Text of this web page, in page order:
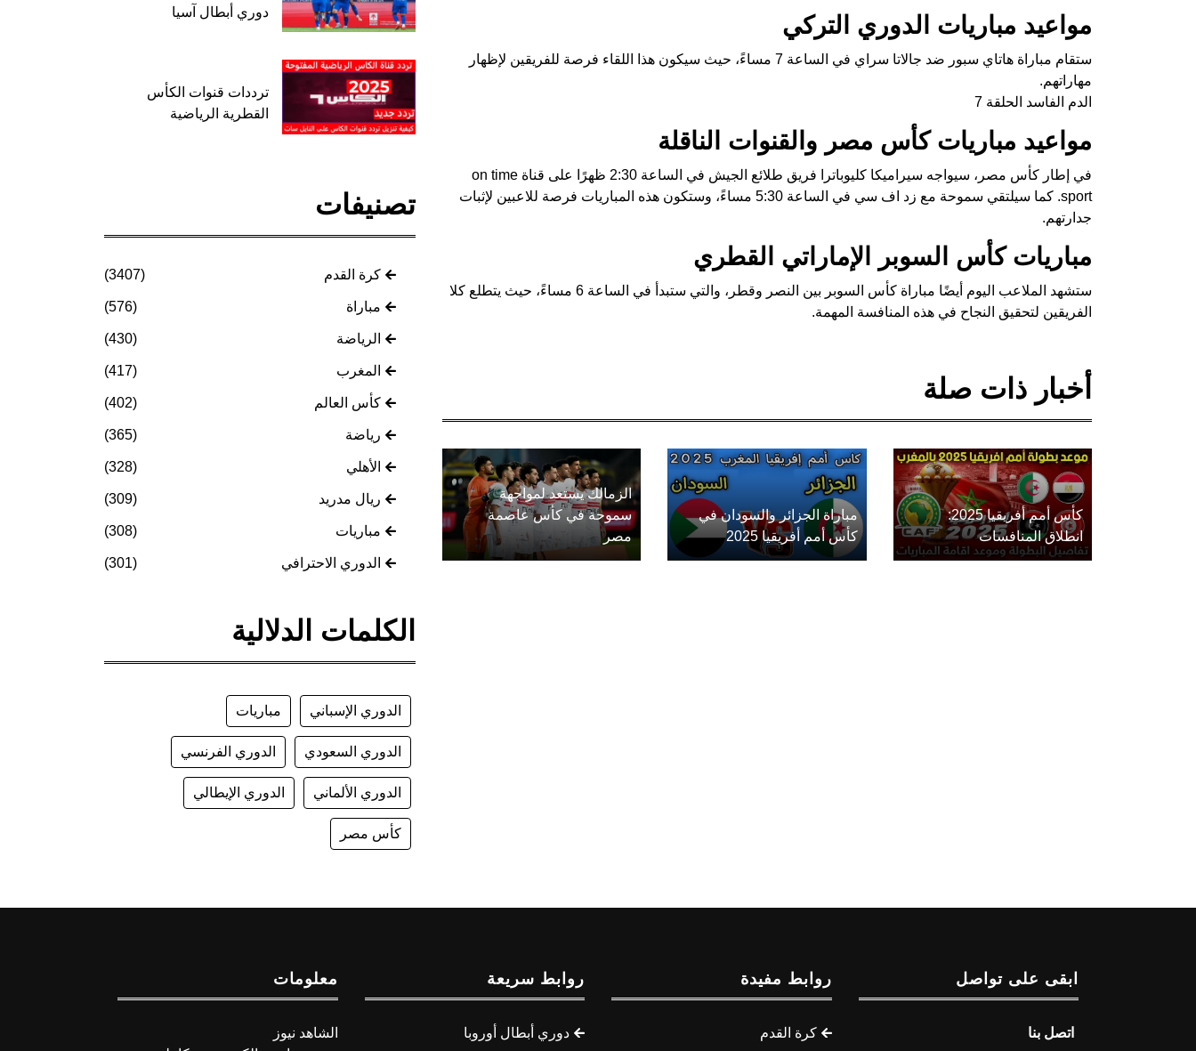
مواعيد مباريات الدوري التركي
ستقام مباراة هاتاي سبور ضد جالاتا سراي في الساعة 7 مساءً، حيث سيكون هذا اللقاء فرصة للفريقين لإظهار
مهاراتهم.
الدم الفاسد الحلقة 7
مواعيد مباريات كأس مصر والقنوات الناقلة
في إطار كأس مصر، سيواجه سيراميكا كليوباترا فريق طلائع الجيش في الساعة 2:30 ظهرًا على قناة on time
sport. كما سيلتقي سموحة مع زد اف سي في الساعة 5:30 مساءً، وستكون هذه المباريات فرصة للاعبين لإثبات
جدارتهم.
مباريات كأس السوبر الإماراتي القطري
ستشهد الملاعب اليوم أيضًا مباراة كأس السوبر بين النصر وقطر، والتي ستبدأ في الساعة 6 مساءً، حيث يتطلع كلا
الفريقين لتحقيق النجاح في هذه المنافسة المهمة.
أخبار ذات صلة
كأس أمم أفريقيا 2025:
انطلاق المنافسات
مباراة الجزائر والسودان في
كأس أمم أفريقيا 2025
الزمالك يستعد لمواجهة
سموحة في كأس عاصمة
مصر
دوري أبطال آسيا
ترددات قنوات الكأس
القطرية الرياضية
تصنيفات
كرة القدم (3407)
مباراة (576)
الرياضة (430)
المغرب (417)
كأس العالم (402)
رياضة (365)
الأهلي (328)
ريال مدريد (309)
مباريات (308)
الدوري الاحترافي (301)
الكلمات الدلالية
الدوري الإسباني مباريات
الدوري السعودي الدوري الفرنسي
الدوري الألماني الدوري الإيطالي
كأس مصر
ابقى على تواصل
اتصل بنا
روابط مفيدة
كرة القدم
روابط سريعة
دوري أبطال أوروبا
معلومات
الشاهد نيوز